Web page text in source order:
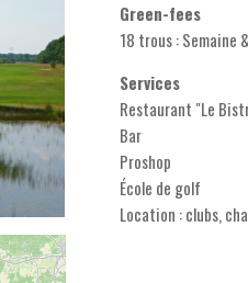
Green-fees
18 trous : Semaine
Services
Restaurant "Le
Bar
Proshop
École de golf
Location : clubs,